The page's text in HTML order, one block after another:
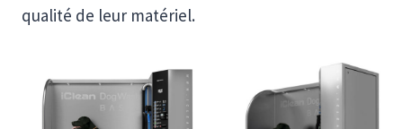
qualité de leur matériel.